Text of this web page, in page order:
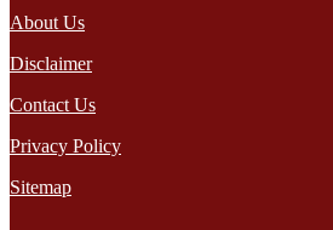
About Us
Disclaimer
Contact Us
Privacy Policy
Sitemap